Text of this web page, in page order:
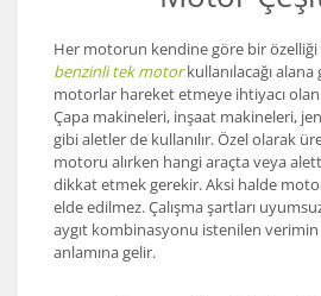
Her motorun kendine göre bir özelliği
benzinli tek motorkullanılacağı alana
motorlar hareket etmeye ihtiyacı olan
Çapa makineleri, inşaat makineleri,
gibi aletler de kullanılır. Özel olarak
motoru alırken hangi araçta veya
dikkat etmek gerekir. Aksi halde
elde edilmez. Çalışma şartları
aygıt kombinasyonu istenilen
anlamına gelir.